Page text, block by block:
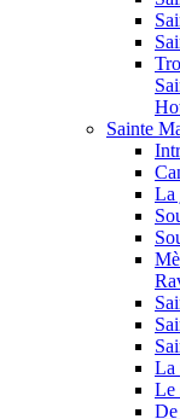
Sainte
La
La
Le